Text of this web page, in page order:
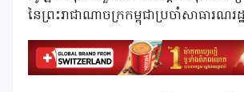
នៃព្រះរាជាណាចក្រកម្ពុជាប្រចាំសាធារណរ